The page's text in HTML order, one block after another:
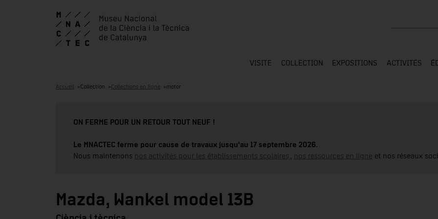
VISITE COLLECTION EXPOSITIONS ACTIVITÉS
Accueil Collection Collections en ligne motor
ON FERME POUR UN RETOUR TOUT NEUF !
Le MNACTEC ferme pour cause de travaux jusqu'au 17 septembre 2026.
Nous maintenons nos activités pour les établissements scolaires, nos ressources en ligne et nos réseaux
Mazda, Wankel model 13B